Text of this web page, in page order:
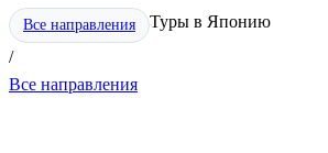
Все направления
/
Туры в Японию
Все направления